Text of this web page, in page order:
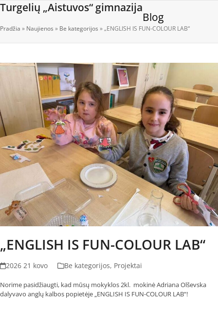
Skip
content
Turgelių „Aistuvos“ gimnazija
Open
mobile
Close
mobile
Blog
Pradžia » Naujienos » Be kategorijos »„ENGLISH IS FUN-COLOUR LAB“
„ENGLISH IS FUN-COLOUR LAB“
2026 21 kovo Be kategorijos, Projektai
Norime pasidžiaugti, kad mūsų mokyklos 2kl. mokinė Adriana Olševska
dalyvavo anglų kalbos popietėje „ENGLISH IS FUN-COLOUR LAB“!